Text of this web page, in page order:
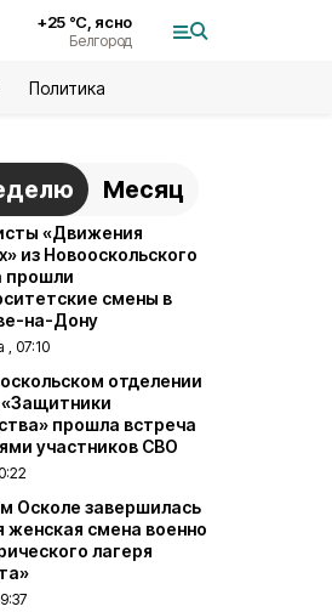
+25°С, ясно
Белгород
Политика
Месяц
«Движения
из Новооскольского
прошли
смены в
на-Дону
, 07:10
отделении
прошла встреча
участников СВО
Осколе завершилась
женская смена военно
лагеря